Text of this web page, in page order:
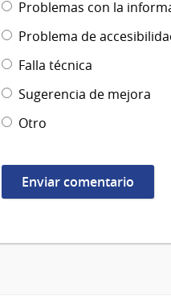
Problemas con la
Problema de
Falla técnica
Sugerencia de mejora
Otro